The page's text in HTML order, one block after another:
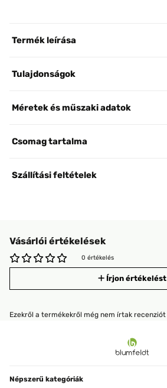
Termék leírása
Tulajdonságok
Méretek és műszaki adatok
Csomag tartalma
Szállítási feltételek
Vásárlói értékelések
0 értékelés
Írjon értékelést
Ezekről a termékekről még nem írtak recenziót
Népszerű kategóriák